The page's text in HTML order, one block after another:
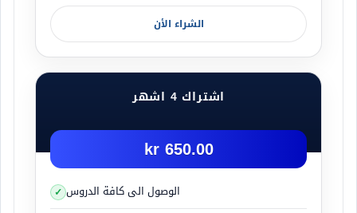
الشراء الأن
اشتراك 4 اشهر
650.00 kr
الوصول الى كافة الدروس